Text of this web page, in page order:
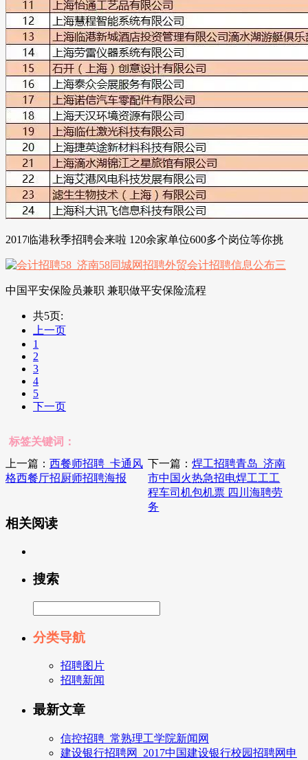
2017临港秋季招聘会来啦 120余家单位600多个岗位等你挑
中国平安保险员兼职 兼职做平安保险流程
共5页:
上一页
1
2
3
4
5
下一页
标签关键词：
上一篇： 西餐师招聘_卡通风
格西餐厅招厨师招聘海报
下一篇：焊工招聘青岛_济南
市中国火热急招电焊工工工
程车司机包机票 四川海聘劳
务
相关阅读
搜索
分类导航
招聘图片
招聘新闻
最新文章
信控招聘_常熟理工学院新闻网
建设银行招聘网_2017中国建设银行校园招聘网申